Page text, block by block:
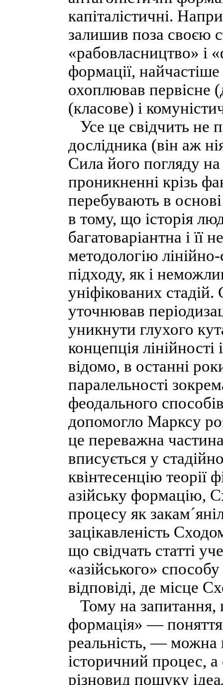
капіталістичні.
залишив поза своєю
«рабовласництво» і
формації,
охоплював первісне
(класове) і
Усе це свідчить не
дослідника (він аж
Сила його погляду
проникненні крізь
перебувають в
в тому, що історія
багатоваріантна і
методологію
підходу, як і
уніфікованих
уточнював
уникнути глухого
концепція
відомо, в останні
паралельності
феодального
допомогло Марксу
це переважна
вписується у
квінтесенцію теорії
азійську формацію,
процесу як
зацікавленість
що свідчать статті
«азійського»
відповіді, де місце
Тому на запитання,
формація» —
реальність, — можна
історичний процес,
різновид пошуку